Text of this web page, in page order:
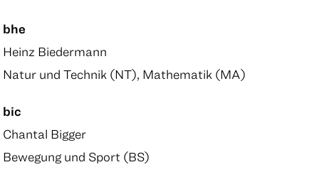
bhe
Heinz Biedermann
Natur und Technik (NT), Mathematik (MA)
bic
Chantal Bigger
Bewegung und Sport (BS)